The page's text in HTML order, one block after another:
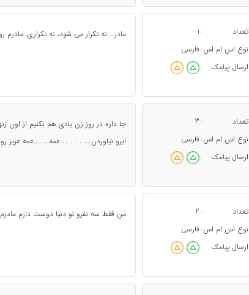
تعداد :
1
نوع اس ام اس : فارسی
ارسال پیامک
:
مادر… نه تکرار می شود، نه تکراری. مادرم
تعداد :
3
نوع اس ام اس : فارسی
ارسال پیامک
:
جا داره در روز زن یادی هم بکنیم از اون
ابرو نیاوردن.... . . . . . عمه... ....عمه عزیز
تعداد :
2
نوع اس ام اس : فارسی
ارسال پیامک
:
من فقط سه نفرو تو دنیا دوست دارم